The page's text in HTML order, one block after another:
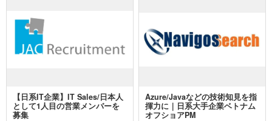
【日系IT企業】IT Sales/日本人
として1人目の営業メンバーを
募集
Azure/Javaなどの技術知見を指
揮力に｜日系大手企業ベトナム
オフショアPM